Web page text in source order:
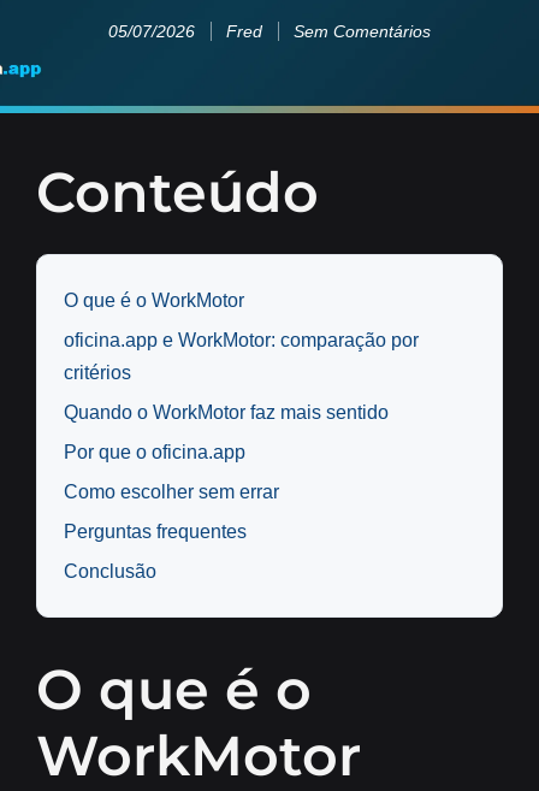
05/07/2026 Fred Sem Comentários
Conteúdo
O que é o WorkMotor
oficina.app e WorkMotor: comparação por
critérios
Quando o WorkMotor faz mais sentido
Por que o oficina.app
Como escolher sem errar
Perguntas frequentes
Conclusão
O que é o
WorkMotor